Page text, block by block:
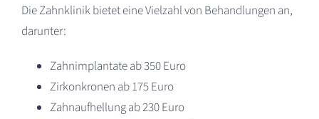
Die Zahnklinik bietet eine Vielzahl von Behandlungen an,
darunter:
Zahnimplantate ab 350 Euro
Zirkonkronen ab 175 Euro
Zahnaufhellung ab 230 Euro